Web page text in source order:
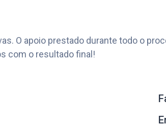
O apoio prestado durante todo o
com o resultado final!